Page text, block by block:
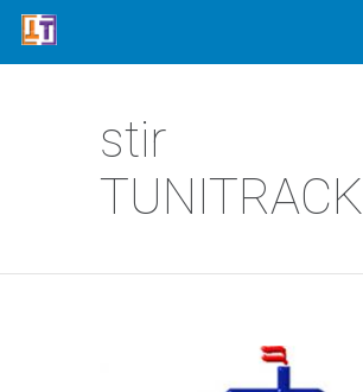
stir
TUNITRACK